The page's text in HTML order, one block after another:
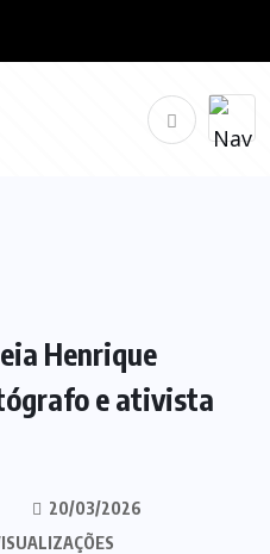
Henrique
e ativista
20/03/2026